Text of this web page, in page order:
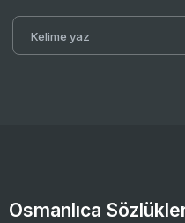
Osmanlıca